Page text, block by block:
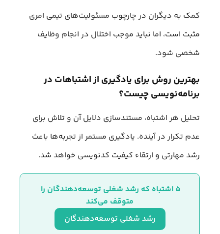
کمک به دیگران در چارچوب مسئولیت‌های تیمی امری
مثبت است، اما نباید موجب اختلال در انجام وظایف
شخصی شود.
بهترین روش برای یادگیری از اشتباهات در
برنامه‌نویسی چیست؟
تحلیل هر اشتباه، مستندسازی دلایل آن و تلاش برای
عدم تکرار در آینده. یادگیری مستمر از تجربه‌ها باعث
رشد مهارتی و ارتقاء کیفیت کدنویسی خواهد شد.
۵ اشتباه که رشد شغلی توسعه‌دهندگان را
متوقف می‌کند
رشد شغلی توسعه‌دهندگان